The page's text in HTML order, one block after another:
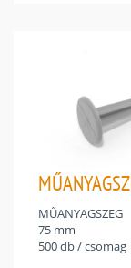
MŰANYAGSZEG
75 mm
500 db / csomag